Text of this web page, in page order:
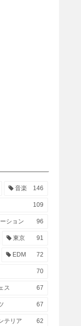
音楽 146
109
ション 96
東京 91
EDM 72
70
ス 67
67
テリア 62